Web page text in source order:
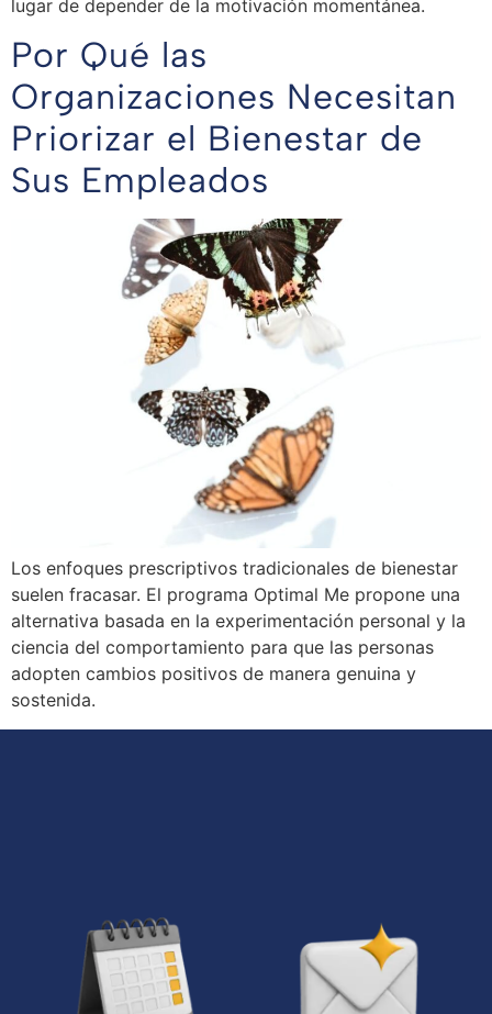
lugar de depender de la motivación momentánea.
Por Qué las
Organizaciones Necesitan
Priorizar el Bienestar de
Sus Empleados
Los enfoques prescriptivos tradicionales de bienestar
suelen fracasar. El programa Optimal Me propone una
alternativa basada en la experimentación personal y la
ciencia del comportamiento para que las personas
adopten cambios positivos de manera genuina y
sostenida.